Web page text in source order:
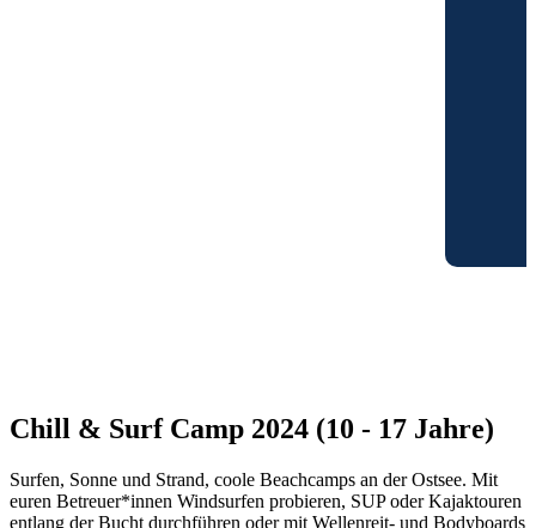
Chill & Surf Camp 2024 (10 - 17 Jahre)
Surfen, Sonne und Strand, coole Beachcamps an der Ostsee. Mit
euren Betreuer*innen Windsurfen probieren, SUP oder Kajaktouren
entlang der Bucht durchführen oder mit Wellenreit- und Bodyboards